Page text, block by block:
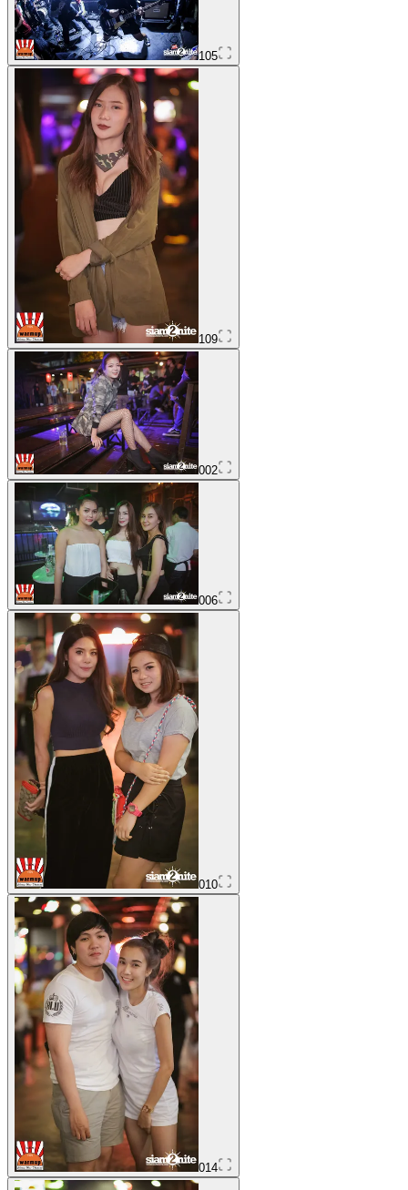
105
109
002
006
010
014